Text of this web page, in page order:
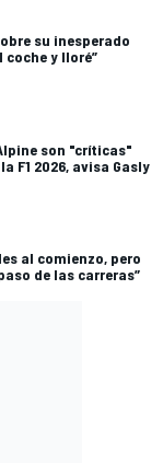
su inesperado
coche y lloré”
son "críticas"
F1 2026, avisa Gasly
al comienzo, pero
de las carreras”